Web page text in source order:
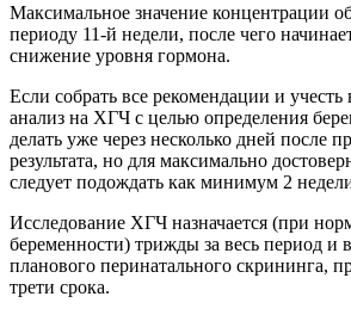
Максимальное значение концентрации
периоду 11-й недели, после чего
снижение уровня гормона.
Если собрать все рекомендации и
анализ на ХГЧ с целью определения
делать уже через несколько дней после
результата, но для максимально
следует подождать как минимум 2
Исследование ХГЧ назначается (при
беременности) трижды за весь период и
планового перинатального скрининга,
трети срока.